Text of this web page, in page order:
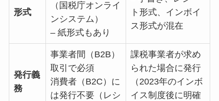
形式
（国税庁オンライ
ンシステム）
– 紙形式もあり
ト形式、インボイ
ス形式が混在
発行義
務
事業者間（B2B）
取引で必須
消費者（B2C）に
は発行不要（レシ
課税事業者が求め
られた場合に発行
（2023年のインボ
イス制度後に明確